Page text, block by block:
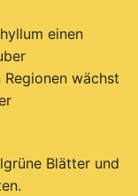
einen
wächst
Blätter und